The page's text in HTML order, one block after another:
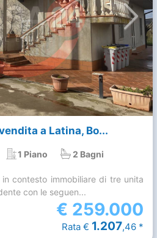
a Latina, Bo...
1 Piano 2 Bagni
contesto immobiliare di tre unita
con le seguen...
€ 259.000
Rata € 1.207,46 *